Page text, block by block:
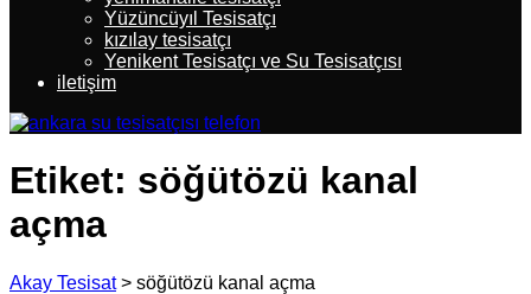
Yüzüncüyıl Tesisatçı
kızılay tesisatçı
Yenikent Tesisatçı ve Su Tesisatçısı
iletişim
Etiket: söğütözü kanal
açma
Akay Tesisat> söğütözü kanal açma